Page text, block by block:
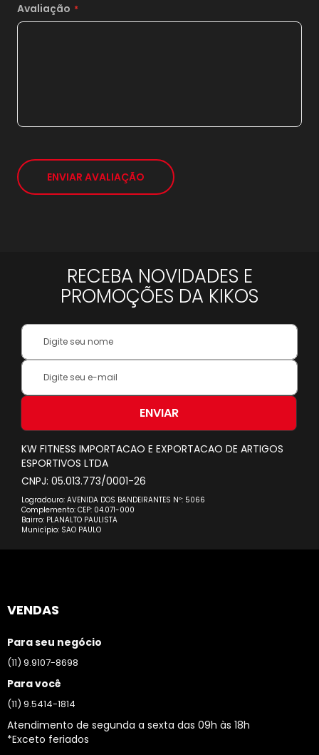
20xsem juros de 1.339,50
Avaliação
ENVIAR AVALIAÇÃO
RECEBA NOVIDADES E
PROMOÇÕES DA KIKOS
Your
Name:
Inscreva-
na
Newsletter:
ENVIAR
KW FITNESS IMPORTACAO E EXPORTACAO DE ARTIGOS
ESPORTIVOS LTDA
CNPJ: 05.013.773/0001-26
Logradouro: AVENIDA DOS BANDEIRANTES Nº: 5066
Complemento: CEP: 04.071-000
Bairro: PLANALTO PAULISTA
Município: SAO PAULO
VENDAS
Para seu negócio
(11) 9.9107-8698
Para você
(11) 9.5414-1814
Atendimento de segunda a sexta das 09h às 18h
*Exceto feriados